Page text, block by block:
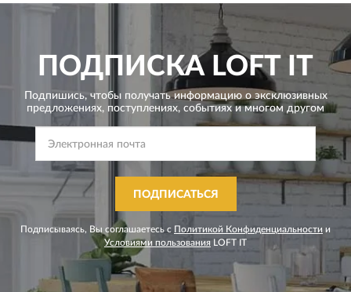
ПОДПИСКА LOFT IT
Подпишись, чтобы получать информацию о эксклюзивных
предложениях, поступлениях, событиях и многом другом
ПОДПИСАТЬСЯ
Подписываясь, Вы соглашаетесь с Политикой Конфиденциальности и
Условиями пользования LOFT IT